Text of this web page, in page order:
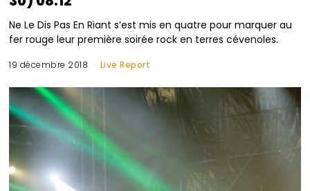
Ne Le Dis Pas En Riant s’est mis en quatre pour marquer au
fer rouge leur première soirée rock en terres cévenoles.
19 décembre 2018 Live Report